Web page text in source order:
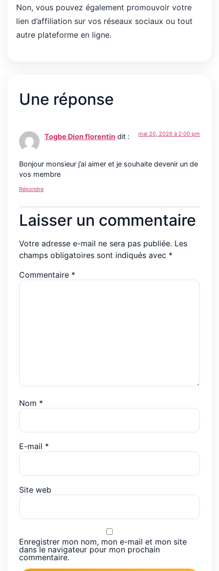
Non, vous pouvez également promouvoir votre
lien d’affiliation sur vos réseaux sociaux ou tout
autre plateforme en ligne.
Une réponse
Togbe Dion florentin dit : mai 20, 2026 à 2:00 pm
Bonjour monsieur j’ai aimer et je souhaite devenir un de
vos membre
Répondre
Laisser un commentaire
Votre adresse e-mail ne sera pas publiée. Les
champs obligatoires sont indiqués avec *
Commentaire *
Nom *
E-mail *
Site web
Enregistrer mon nom, mon e-mail et mon site
dans le navigateur pour mon prochain
commentaire.